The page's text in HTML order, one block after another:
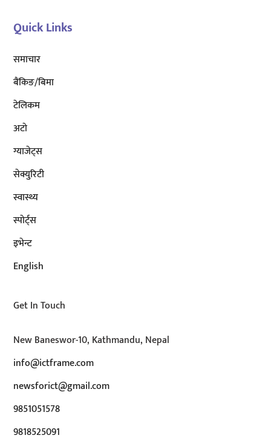
Quick Links
समाचार
बैंकिङ/बिमा
टेलिकम
अटाे
ग्याजेट्स
सेक्युरिटी
स्वास्थ्य
स्पोर्ट्स
इभेन्ट
English
Get In Touch
New Baneswor-10, Kathmandu, Nepal
info@ictframe.com
newsforict@gmail.com
9851051578
9818525091